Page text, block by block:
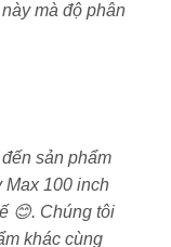
mà mọi chuyển
mà độ phân
sản phẩm
Max 100 inch
😊. Chúng tôi
khác cùng